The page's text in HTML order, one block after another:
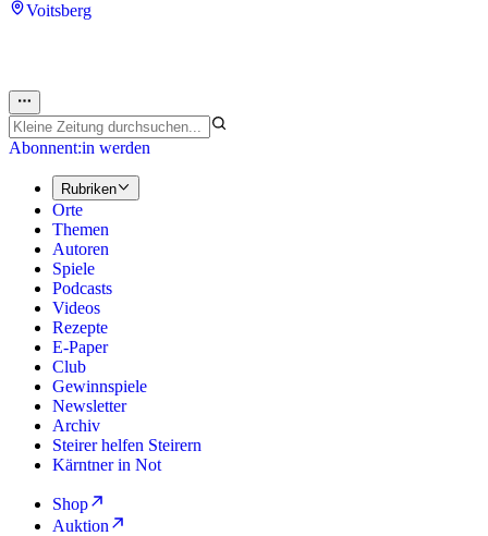
Voitsberg
Abonnent:in werden
Rubriken
Orte
Themen
Autoren
Spiele
Podcasts
Videos
Rezepte
E-Paper
Club
Gewinnspiele
Newsletter
Archiv
Steirer helfen Steirern
Kärntner in Not
Shop
Auktion